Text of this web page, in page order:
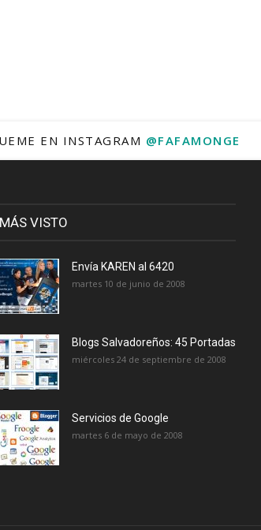
EN INSTAGRAM @FAFAMONGE
VISTO
Envía KAREN al 6420
martes 10 de junio de 2008
Blogs Salvadoreños: 45 Portadas
miércoles 24 de septiembre de 2008
Servicios de Google
martes 6 de mayo de 2008